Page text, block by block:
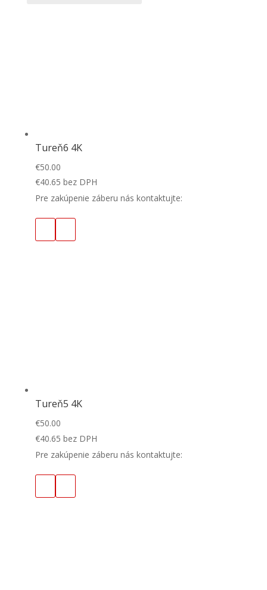
Tureň6 4K
€50.00
€40.65 bez DPH
Pre zakúpenie záberu nás kontaktujte:
Tureň5 4K
€50.00
€40.65 bez DPH
Pre zakúpenie záberu nás kontaktujte: